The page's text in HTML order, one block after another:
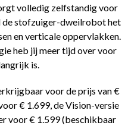
volledig zelfstandig voor
de stofzuiger-dweilrobot het
en verticale oppervlakken.
heb jij meer tijd over voor
is.
voor de prijs van €
€ 1.699, de Vision-versie
voor € 1.599 (beschikbaar